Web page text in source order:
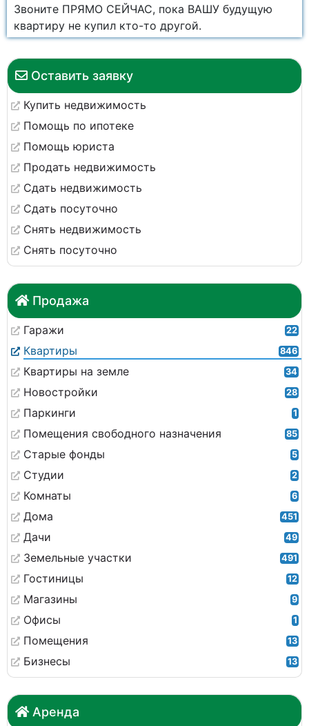
Оставить заявку
Купить недвижимость
Помощь по ипотеке
Помощь юриста
Продать недвижимость
Сдать недвижимость
Сдать посуточно
Снять недвижимость
Снять посуточно
Продажа
Гаражи 22
Квартиры 846
Квартиры на земле 34
Новостройки 28
Паркинги 1
Помещения свободного назначения 85
Старые фонды 5
Студии 2
Комнаты 6
Дома 451
Дачи 49
Земельные участки 491
Гостиницы 12
Магазины 9
Офисы 1
Помещения 13
Бизнесы 13
Аренда
Звоните ПРЯМО СЕЙЧАС, пока ВАШУ будущую
квартиру не купил кто-то другой.